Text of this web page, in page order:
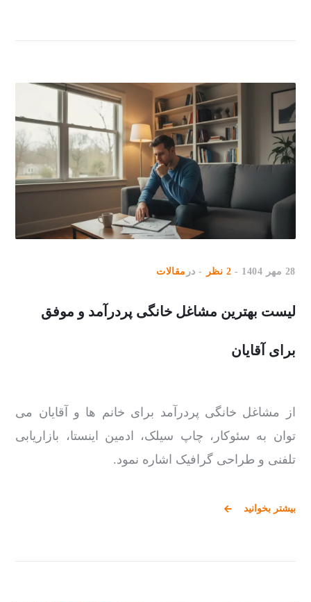
28 مهر 1404 2 نظر در مقالات
لیست بهترین مشاغل خانگی پردرآمد و موفق
برای آقایان
از مشاغل خانگی پردرآمد برای خانم ها و آقایان می
توان به سئوکار، چاپ سیلک، ادمین اینستا، بازاریابی
تلفنی و طراحی گرافیک اشاره نمود.
بیشتر بخوانید